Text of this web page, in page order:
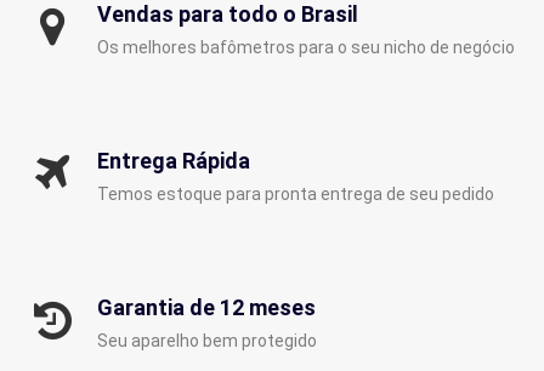
Vendas para todo o Brasil
Os melhores bafômetros para o seu nicho de negócio
Entrega Rápida
Temos estoque para pronta entrega de seu pedido
Garantia de 12 meses
Seu aparelho bem protegido